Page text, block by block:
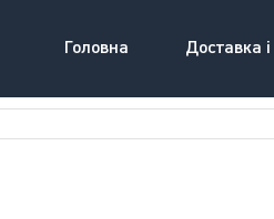
Головна Доставка